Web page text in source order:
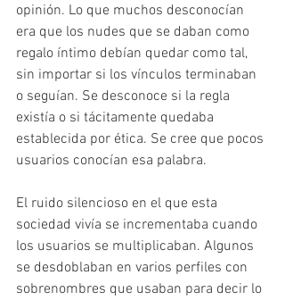
opinión. Lo que muchos desconocían
era que los nudes que se daban como
regalo íntimo debían quedar como tal,
sin importar si los vínculos terminaban
o seguían. Se desconoce si la regla
existía o si tácitamente quedaba
establecida por ética. Se cree que pocos
usuarios conocían esa palabra.
El ruido silencioso en el que esta
sociedad vivía se incrementaba cuando
los usuarios se multiplicaban. Algunos
se desdoblaban en varios perfiles con
sobrenombres que usaban para decir lo